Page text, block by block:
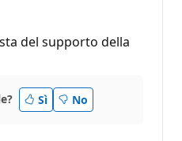
del supporto della
Sì No